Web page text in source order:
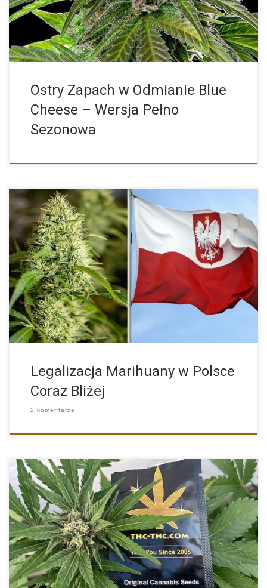
Ostry Zapach w Odmianie Blue
Cheese – Wersja Pełno
Sezonowa
Czy Polska zbliża się do momentu, w którym marihuana
przestanie […]
Legalizacja Marihuany w Polsce
Coraz Bliżej
2 komentarze
Wprowadzenie do fascynującego świata autoflowering
(automatic) odmian konopi oraz znaczenia […]